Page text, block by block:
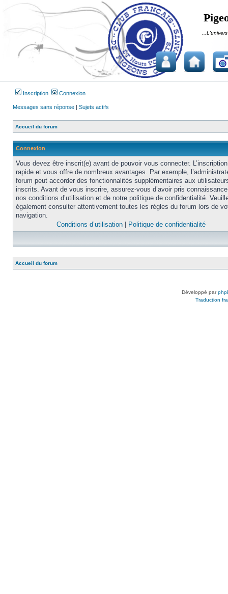
Inscription Connexion
Messages sans réponse | Sujets actifs
Accueil du forum
Connexion
Vous devez être inscrit(e) avant de pouvoir vous connecter.
rapide et vous offre de nombreux avantages. Par exemple,
forum peut accorder des fonctionnalités supplémentaires aux
inscrits. Avant de vous inscrire, assurez-vous d’avoir pris
nos conditions d’utilisation et de notre politique de confidentialité.
également consulter attentivement toutes les règles du forum lors de
navigation.
Conditions d’utilisation
Politique de confidentialité
Accueil du forum
Développé par
Traduction